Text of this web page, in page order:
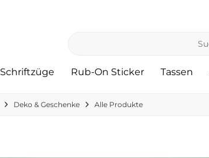
Schriftzüge Rub-On Sticker Tassen
Deko & Geschenke Alle Produkte